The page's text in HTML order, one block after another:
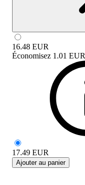
16.48 EUR
Économisez 1.01 EUR
17.49 EUR
Ajouter au panier